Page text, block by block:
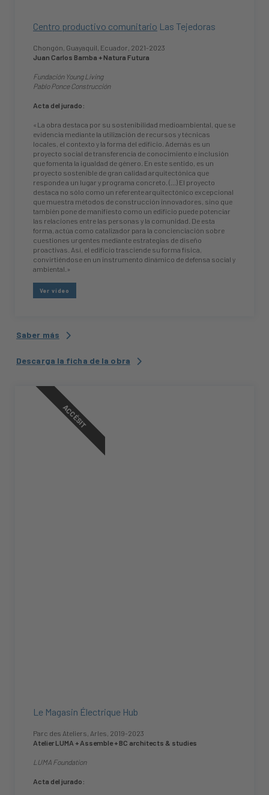
Centro productivo comunitario Las Tejedoras
Chongón, Guayaquil, Ecuador, 2021-2023
Juan Carlos Bamba + Natura Futura
Fundación Young Living
Pablo Ponce Construcción
Acta del jurado:
«La obra destaca por su sostenibilidad medioambiental, que se
evidencia mediante la utilización de recursos y técnicas
locales, el contexto y la forma del edificio. Además es un
proyecto social de transferencia de conocimiento e inclusión
que fomenta la igualdad de género. En este sentido, es un
proyecto sostenible de gran calidad arquitectónica que
responde a un lugar y programa concreto. (...) El proyecto
destaca no sólo como un referente arquitectónico excepcional
que muestra métodos de construcción innovadores, sino que
también pone de manifiesto como un edificio puede potenciar
las relaciones entre las personas y la comunidad. De esta
forma, actúa como catalizador para la concienciación sobre
cuestiones urgentes mediante estrategias de diseño
proactivas. Así, el edificio trasciende su forma física,
convirtiéndose en un instrumento dinámico de defensa social y
ambiental.»
Ver vídeo
Saber más
Descarga la ficha de la obra
Le Magasin Électrique Hub
Parc des Ateliers, Arles, 2019-2023
Atelier LUMA + Assemble + BC architects & studies
LUMA Foundation
Acta del jurado:
ACCÉSIT